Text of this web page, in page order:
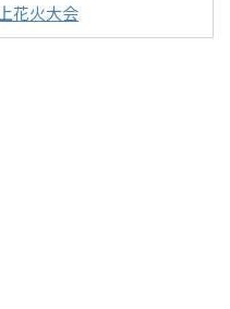
花火大会